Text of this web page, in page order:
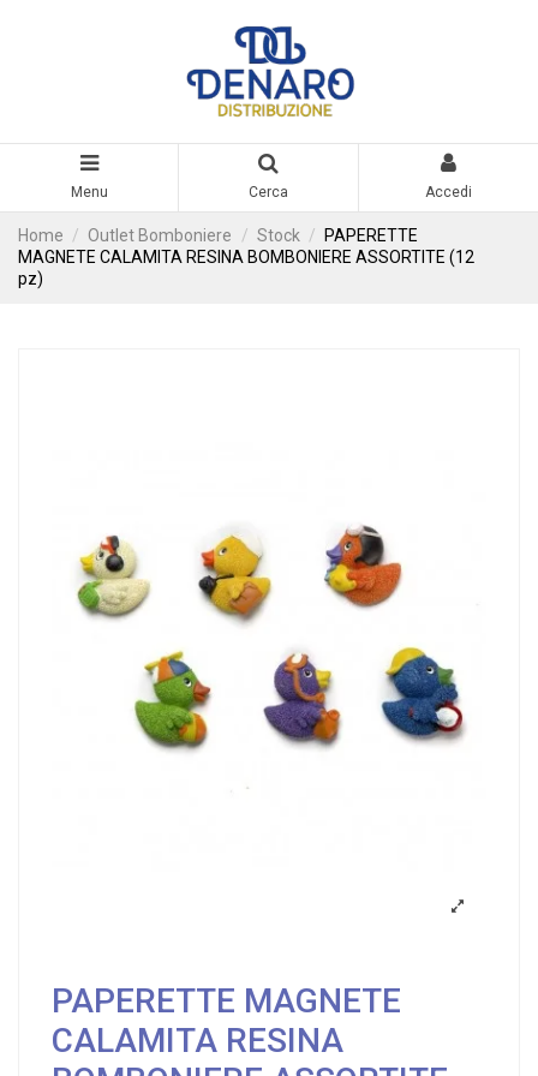
Menu Cerca Accedi
Home Outlet Bomboniere Stock
PAPERETTE
MAGNETE CALAMITA RESINA BOMBONIERE ASSORTITE (12
pz)
PAPERETTE MAGNETE
CALAMITA RESINA